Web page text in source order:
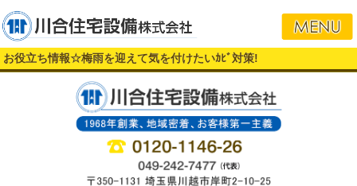
お役立ち情報☆梅雨を迎えて気を付けたいｶﾋﾞ対策!